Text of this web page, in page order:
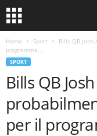
Home Sport
Bills QB
programma...
SPORT
Bills QB
per il